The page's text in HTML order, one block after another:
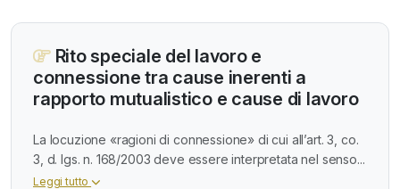
Rito speciale del lavoro e
connessione tra cause inerenti a
rapporto mutualistico e cause di lavoro
La locuzione «ragioni di connessione» di cui all’art. 3, co.
3, d. lgs. n. 168/2003 deve essere interpretata nel senso...
Leggi tutto